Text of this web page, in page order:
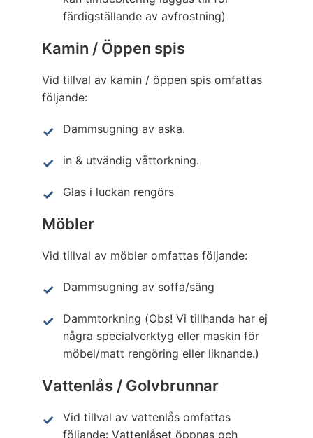
färdigställande av avfrostning)
Kamin / Öppen spis
Vid tillval av kamin / öppen spis omfattas
följande:
Dammsugning av aska.
in & utvändig våttorkning.
Glas i luckan rengörs
Möbler
Vid tillval av möbler omfattas följande:
Dammsugning av soffa/säng
Dammtorkning (Obs! Vi tillhanda har ej
några specialverktyg eller maskin för
möbel/matt rengöring eller liknande.)
Vattenlås / Golvbrunnar
Vid tillval av vattenlås omfattas
följande: Vattenlåset öppnas och